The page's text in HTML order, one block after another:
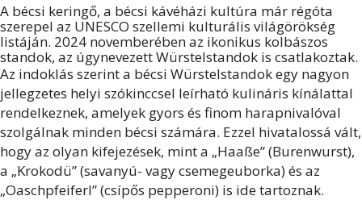
A bécsi keringő, a bécsi kávéházi kultúra már régóta
szerepel az UNESCO szellemi kulturális világörökség
listáján. 2024 novemberében az ikonikus kolbászos
standok, az úgynevezett Würstelstandok is csatlakoztak.
Az indoklás szerint a bécsi Würstelstandok egy nagyon
jellegzetes helyi szókinccsel leírható kulináris kínálattal
rendelkeznek, amelyek gyors és finom harapnivalóval
szolgálnak minden bécsi számára. Ezzel hivatalossá vált,
hogy az olyan kifejezések, mint a „Haaße” (Burenwurst),
a „Krokodü” (savanyú- vagy csemegeuborka) és az
„Oaschpfeiferl” (csípős pepperoni) is ide tartoznak.